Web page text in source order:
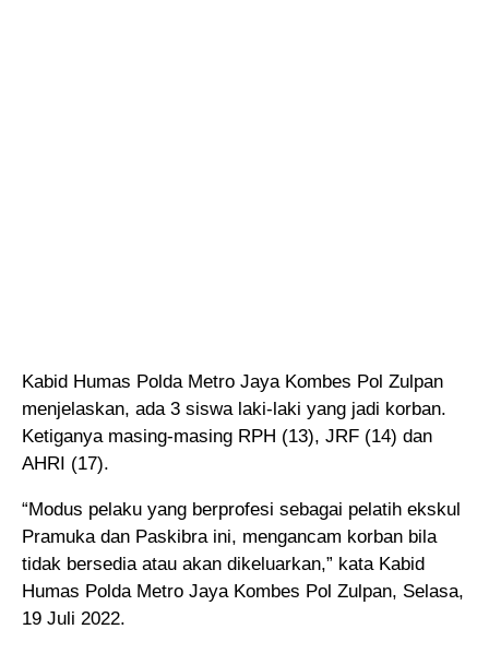
Kabid Humas Polda Metro Jaya Kombes Pol Zulpan
menjelaskan, ada 3 siswa laki-laki yang jadi korban.
Ketiganya masing-masing RPH (13), JRF (14) dan
AHRI (17).
“Modus pelaku yang berprofesi sebagai pelatih ekskul
Pramuka dan Paskibra ini, mengancam korban bila
tidak bersedia atau akan dikeluarkan,” kata Kabid
Humas Polda Metro Jaya Kombes Pol Zulpan, Selasa,
19 Juli 2022.